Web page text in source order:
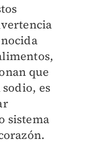
que
sodio, es
sistema